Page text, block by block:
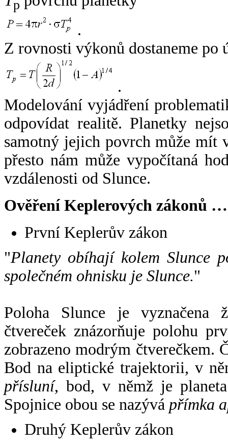
p
.
Z rovnosti výkonů dostaneme po
.
Modelování vyjádření
odpovídat realitě. Planetky
samotný jejich povrch může mít
přesto nám může vypočítaná
vzdálenosti od Slunce.
Ověření Keplerových zákonů …
První Keplerův zákon
"Planety obíhají kolem Slunce
společném ohnisku je Slunce."
Poloha Slunce je vyznačena
čtvereček znázorňuje polohu
zobrazeno modrým čtverečkem.
Bod na eliptické trajektorii, v
přísluní, bod, v němž je
Spojnice obou se nazývá přímka
Druhý Keplerův zákon